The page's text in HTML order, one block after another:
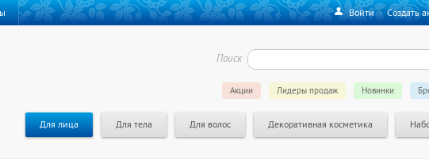
Войти·Создать
Поиск
Новинки
Лидеры продаж
Акции
Для лица Для тела Для волос Декоративная косметика